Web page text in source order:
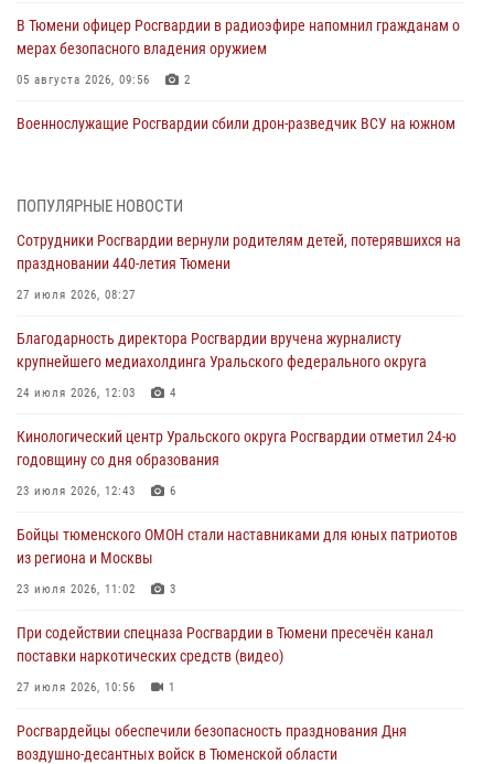
В Тюмени офицер Росгвардии в радиоэфире напомнил гражданам о
мерах безопасного владения оружием
05 августа 2026, 09:56 2
Военнослужащие Росгвардии сбили дрон-разведчик ВСУ на южном
масштабных спортивных событий на Урале
05 августа 2026, 05:22
виновника ДТП
05 августа 2026, 05:15
труженицу тыла из Тюмени
04 августа 2026, 11:07
условиях в Тюменской области (видео)
04 августа 2026, 06:28
ПОПУЛЯРНЫЕ НОВОСТИ
Сотрудники Росгвардии вернули родителям детей, потерявшихся на
праздновании 440-летия Тюмени
27 июля 2026, 08:27
Благодарность директора Росгвардии вручена журналисту
крупнейшего медиахолдинга Уральского федерального округа
24 июля 2026, 12:03 4
Кинологический центр Уральского округа Росгвардии отметил 24-ю
годовщину со дня образования
23 июля 2026, 12:43 6
Бойцы тюменского ОМОН стали наставниками для юных патриотов
из региона и Москвы
23 июля 2026, 11:02 3
При содействии спецназа Росгвардии в Тюмени пресечён канал
поставки наркотических средств (видео)
27 июля 2026, 10:56 1
Росгвардейцы обеспечили безопасность празднования Дня
воздушно-десантных войск в Тюменской области